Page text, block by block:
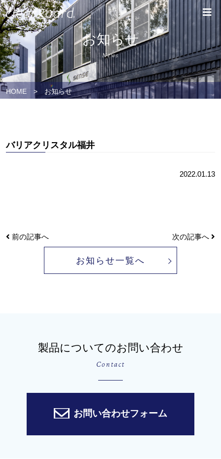
お知らせ
News
HOME > お知らせ
バリアクリスタル福井
2022.01.13
前の記事へ 次の記事へ
お知らせ一覧へ
製品についてのお問い合わせ
Contact
お問い合わせフォーム